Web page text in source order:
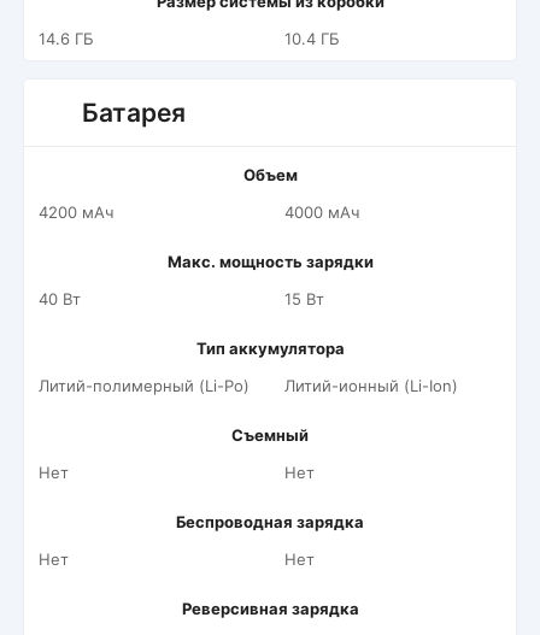
14.6 ГБ
10.4 ГБ
Батарея
Объем
4200 мАч
4000 мАч
Макс. мощность зарядки
40 Вт
15 Вт
Тип аккумулятора
Литий-полимерный (Li-Po)
Литий-ионный (Li-Ion)
Съемный
Нет
Нет
Беспроводная зарядка
Нет
Нет
Реверсивная зарядка